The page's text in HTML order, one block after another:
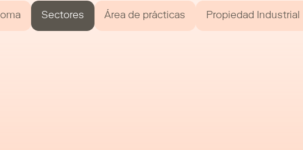
Sectores Área de prácticas Propiedad Industrial